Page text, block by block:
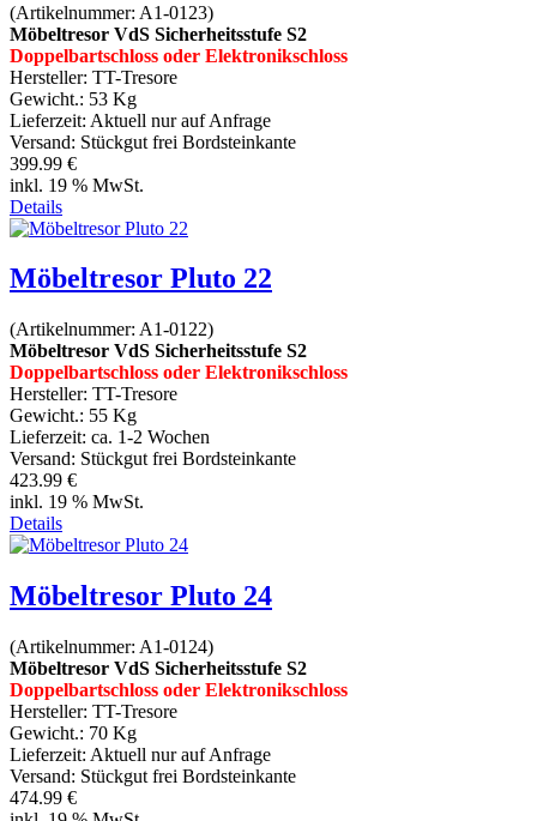
(Artikelnummer: A1-0123)
Möbeltresor VdS Sicherheitsstufe S2
Doppelbartschloss oder Elektronikschloss
Hersteller: TT-Tresore
Gewicht.: 53 Kg
Lieferzeit: Aktuell nur auf Anfrage
Versand: Stückgut frei Bordsteinkante
399.99 €
inkl. 19 % MwSt.
Details
Möbeltresor Pluto 22
(Artikelnummer: A1-0122)
Möbeltresor VdS Sicherheitsstufe S2
Doppelbartschloss oder Elektronikschloss
Hersteller: TT-Tresore
Gewicht.: 55 Kg
Lieferzeit: ca. 1-2 Wochen
Versand: Stückgut frei Bordsteinkante
423.99 €
inkl. 19 % MwSt.
Details
Möbeltresor Pluto 24
(Artikelnummer: A1-0124)
Möbeltresor VdS Sicherheitsstufe S2
Doppelbartschloss oder Elektronikschloss
Hersteller: TT-Tresore
Gewicht.: 70 Kg
Lieferzeit: Aktuell nur auf Anfrage
Versand: Stückgut frei Bordsteinkante
474.99 €